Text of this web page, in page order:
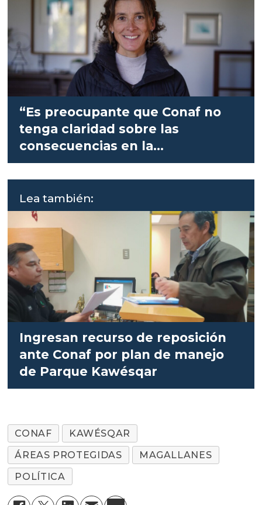
“Es preocupante que Conaf no
tenga claridad sobre las
consecuencias en la
salmonicultura”
Lea también:
Ingresan recurso de reposición
ante Conaf por plan de manejo
de Parque Kawésqar
CONAF
KAWÉSQAR
ÁREAS PROTEGIDAS
MAGALLANES
POLÍTICA